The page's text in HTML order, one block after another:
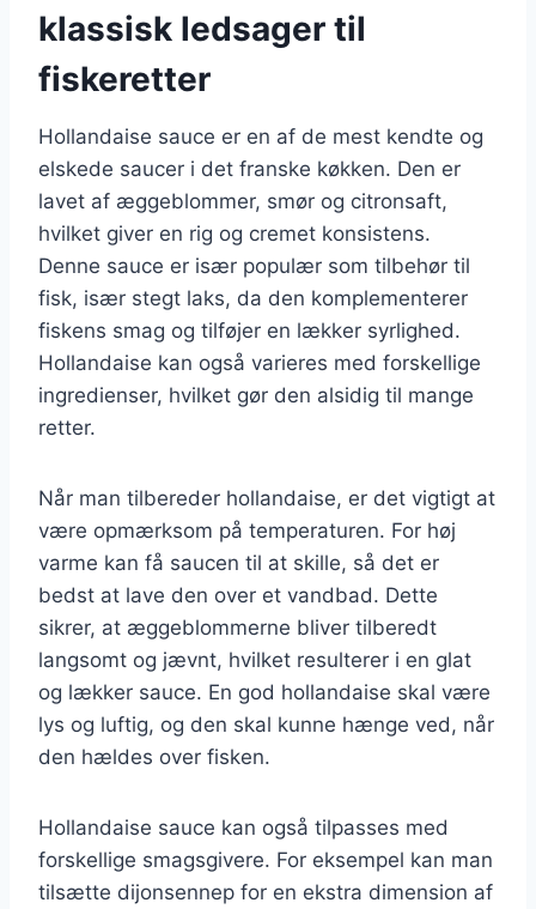
klassisk ledsager til
fiskeretter
Hollandaise sauce er en af de mest kendte og
elskede saucer i det franske køkken. Den er
lavet af æggeblommer, smør og citronsaft,
hvilket giver en rig og cremet konsistens.
Denne sauce er især populær som tilbehør til
fisk, især stegt laks, da den komplementerer
fiskens smag og tilføjer en lækker syrlighed.
Hollandaise kan også varieres med forskellige
ingredienser, hvilket gør den alsidig til mange
retter.
Når man tilbereder hollandaise, er det vigtigt at
være opmærksom på temperaturen. For høj
varme kan få saucen til at skille, så det er
bedst at lave den over et vandbad. Dette
sikrer, at æggeblommerne bliver tilberedt
langsomt og jævnt, hvilket resulterer i en glat
og lækker sauce. En god hollandaise skal være
lys og luftig, og den skal kunne hænge ved, når
den hældes over fisken.
Hollandaise sauce kan også tilpasses med
forskellige smagsgivere. For eksempel kan man
tilsætte dijonsennep for en ekstra dimension af